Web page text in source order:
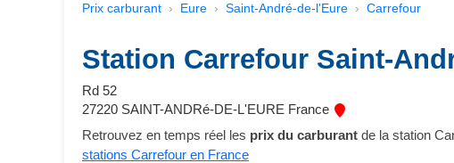
Prix carburant Eure Saint-André-de-l'Eure Carrefour
Station Carrefour Saint-
Rd 52
27220 SAINT-ANDRé-DE-L'EURE France
Retrouvez en temps réel les prix du carburant de la station
stations Carrefour en France